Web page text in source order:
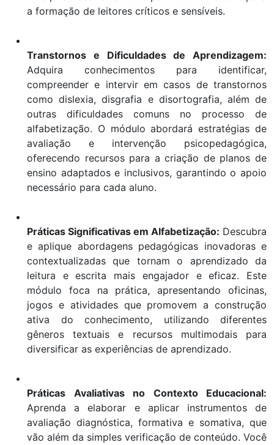
a formação de leitores críticos e sensíveis.
Transtornos e Dificuldades de Aprendizagem:
Adquira conhecimentos para identificar,
compreender e intervir em casos de transtornos
como dislexia, disgrafia e disortografia, além de
outras dificuldades comuns no processo de
alfabetização. O módulo abordará estratégias de
avaliação e intervenção psicopedagógica,
oferecendo recursos para a criação de planos de
ensino adaptados e inclusivos, garantindo o apoio
necessário para cada aluno.
Práticas Significativas em Alfabetização: Descubra
e aplique abordagens pedagógicas inovadoras e
contextualizadas que tornam o aprendizado da
leitura e escrita mais engajador e eficaz. Este
módulo foca na prática, apresentando oficinas,
jogos e atividades que promovem a construção
ativa do conhecimento, utilizando diferentes
gêneros textuais e recursos multimodais para
diversificar as experiências de aprendizado.
Práticas Avaliativas no Contexto Educacional:
Aprenda a elaborar e aplicar instrumentos de
avaliação diagnóstica, formativa e somativa, que
vão além da simples verificação de conteúdo. Você